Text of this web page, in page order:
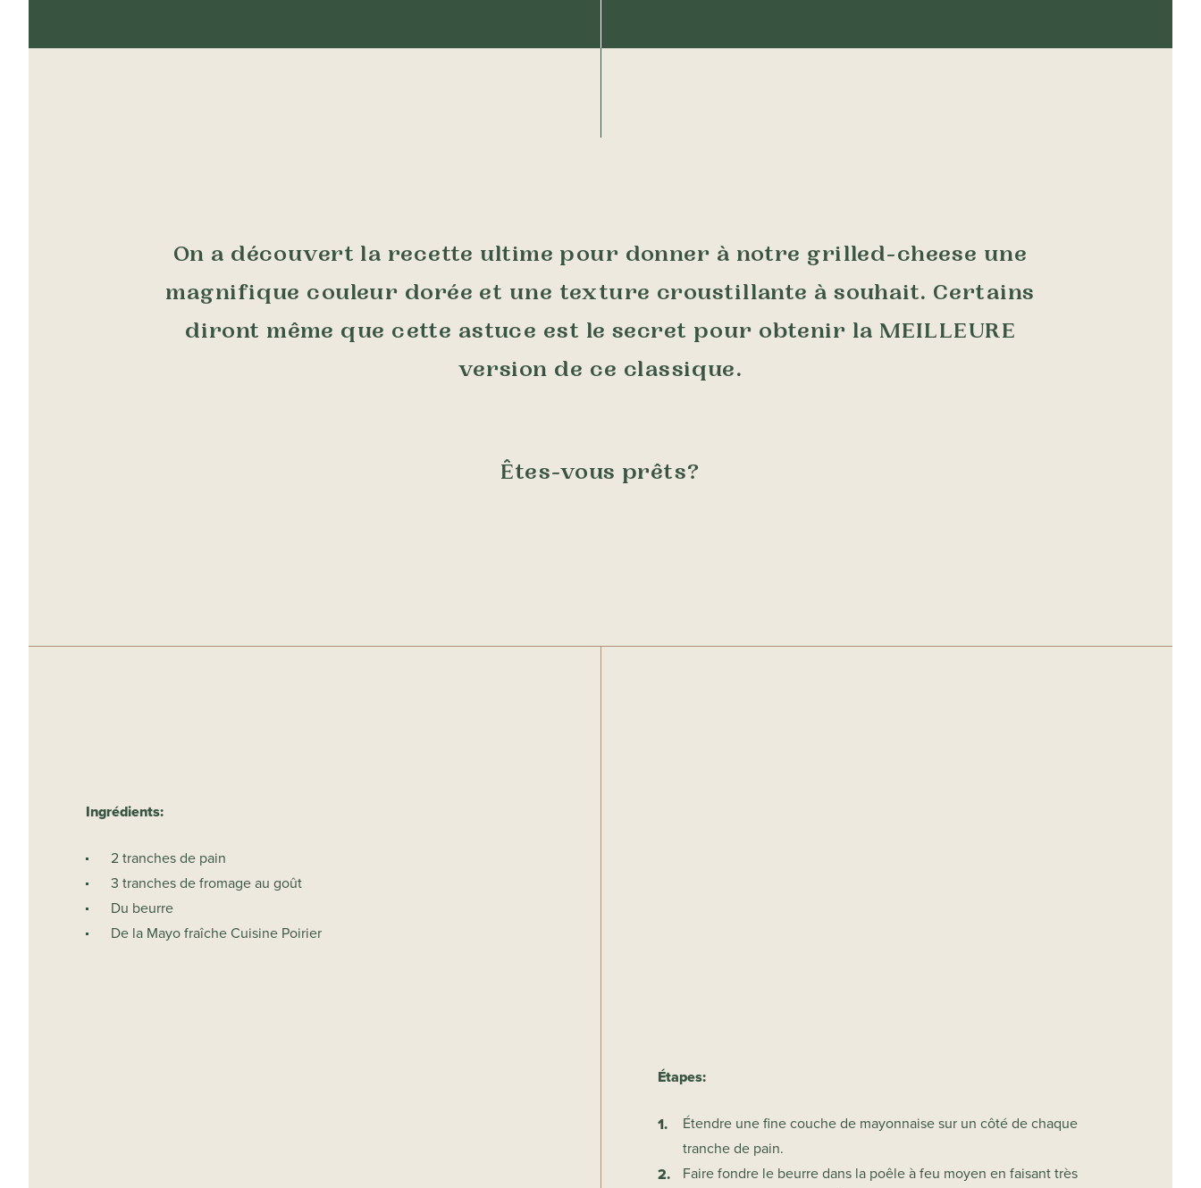
On a découvert la recette ultime pour donner à notre grilled-cheese une
magnifique couleur dorée et une texture croustillante à souhait. Certains
diront même que cette astuce est le secret pour obtenir la MEILLEURE
version de ce classique.
Êtes-vous prêts?
Ingrédients:
2 tranches de pain
3 tranches de fromage au goût
Du beurre
De la Mayo fraîche Cuisine Poirier
Étapes:
Étendre une fine couche de mayonnaise sur un côté de chaque
tranche de pain.
Faire fondre le beurre dans la poêle à feu moyen en faisant très